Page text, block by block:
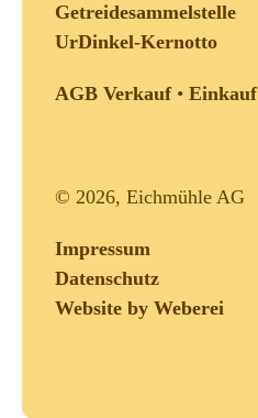
Getreidesammelstelle
UrDinkel-Kernotto
AGB Verkauf• Einkauf
© 2026, Eichmühle AG
Impressum
Datenschutz
Website by Weberei